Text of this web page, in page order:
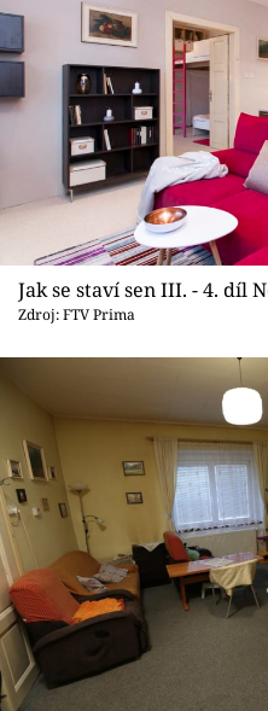
Jak se staví sen III. - 4. díl
Zdroj: FTV Prima